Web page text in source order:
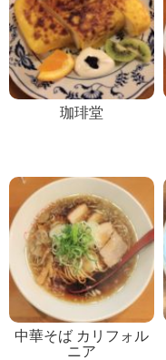
珈琲堂
中華そば カリフォル
ニア